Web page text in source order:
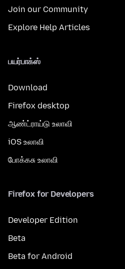
Join our Community
Explore Help Articles
பயர்பாக்ஸ்
Download
Firefox desktop
ஆண்ட்ராய்டு உலாவி
iOS உலாவி
போக்கசு உலாவி
Firefox for Developers
Developer Edition
Beta
Beta for Android